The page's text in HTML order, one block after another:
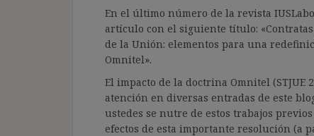
En el último número de la revista
artículo con el siguiente título:
de la Unión: elementos para una
Omnitel».
El impacto de la doctrina Omnitel (STJUE
atención en diversas entradas de este
ustedes se nutre de estos trabajos
efectos de esta importante resolución (a